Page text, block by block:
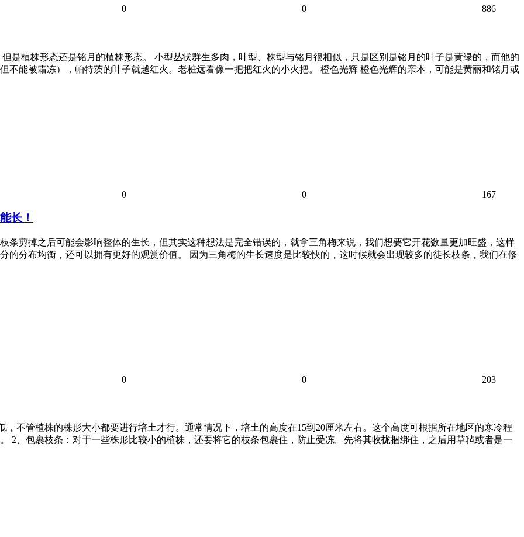
0 0 886
是植株形态还是铭月的植株形态。 小型丛状群生多肉，叶型、株型与铭月很相似，只是区别是铭月的叶子是黄绿的，而他的
不能被霜冻），帕特茨的叶子就越红火。老桩远看像一把把红火的小火把。 橙色光辉 橙色光辉的亲本，可能是黄丽和铭月或
0 0 167
长！
条剪掉之后可能会影响整体的生长，但其实这种想法是完全错误的，就拿三角梅来说，我们想要它开花数量更加旺盛，这样
的分布均衡，还可以拥有更好的观赏价值。 因为三角梅的生长速度是比较快的，这时候就会出现较多的徒长枝条，我们在修
0 0 203
不管植株的株形大小都要进行培土才行。通常情况下，培土的高度在15到20厘米左右。这个高度可根据所在地区的寒冷程
2、包裹枝条：对于一些株形比较小的植株，还要将它的枝条包裹住，防止受冻。先将其收拢捆绑住，之后用草毡或者是一